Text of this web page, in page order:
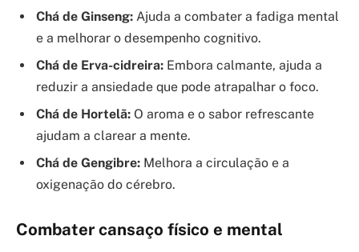
Chá de Ginseng: Ajuda a combater a fadiga mental
e a melhorar o desempenho cognitivo.
Chá de Erva-cidreira: Embora calmante, ajuda a
reduzir a ansiedade que pode atrapalhar o foco.
Chá de Hortelã: O aroma e o sabor refrescante
ajudam a clarear a mente.
Chá de Gengibre: Melhora a circulação e a
oxigenação do cérebro.
Combater cansaço físico e mental